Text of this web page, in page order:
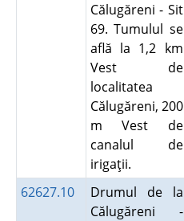
Călugăreni - Sit
69. Tumulul se
află la 1,2 km
Vest de
localitatea
Călugăreni, 200
m Vest de
canalul de
irigaţii.
62627.10
Drumul de la
Călugăreni -